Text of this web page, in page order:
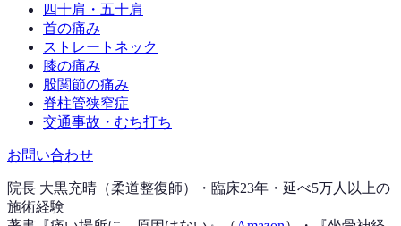
四十肩・五十肩
首の痛み
ストレートネック
膝の痛み
股関節の痛み
脊柱管狭窄症
交通事故・むち打ち
お問い合わせ
院長 大黒充晴（柔道整復師）・臨床23年・延べ5万人以上の
施術経験